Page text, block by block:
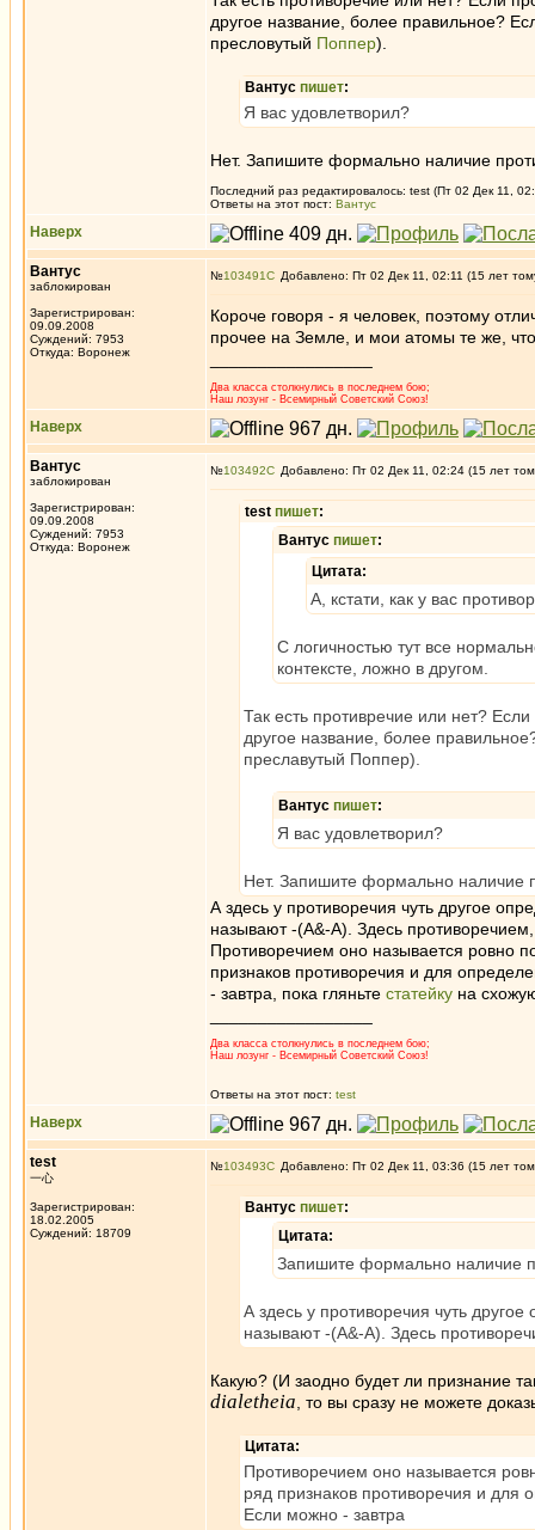
другое название, более правильное?
пресловутый Поппер).
Вантус пишет:
Я вас удовлетворил?
Нет. Запишите формально наличие
Последний раз редактировалось: test (Пт 02 Дек 11,
Ответы на этот пост: Вантус
Наверх
Вантус
заблокирован
Зарегистрирован:
09.09.2008
Суждений: 7953
Откуда: Воронеж
№103491 Добавлено: Пт 02 Дек 11, 02:11 (15 лет
Короче говоря - я человек, поэтому
прочее на Земле, и мои атомы те же,
Два класса столкнулись в последнем бою;
Наш лозунг - Всемирный Советский Союз!
Наверх
Вантус
заблокирован
Зарегистрирован:
09.09.2008
Суждений: 7953
Откуда: Воронеж
№103492 Добавлено: Пт 02 Дек 11, 02:24 (15 лет
test пишет:
Вантус пишет:
Цитата:
А, кстати, как у вас
С логичностью тут все
контексте, ложно в другом.
Так есть противречие или нет?
другое название, более
преславутый Поппер).
Вантус пишет:
Я вас удовлетворил?
Нет. Запишите формально наличие
А здесь у противоречия чуть другое
называют -(A&-A). Здесь
Противоречием оно называется ровно
признаков противоречия и для
- завтра, пока гляньте статейку на
Два класса столкнулись в последнем бою;
Наш лозунг - Всемирный Советский Союз!
Ответы на этот пост: test
Наверх
test
一心
Зарегистрирован:
18.02.2005
Суждений: 18709
№103493 Добавлено: Пт 02 Дек 11, 03:36 (15 лет
Вантус пишет:
Цитата:
Запишите формально наличие
А здесь у противоречия чуть
называют -(A&-A). Здесь
Какую? (И заодно будет ли признание
dialetheia , то вы сразу не можете
Цитата:
Противоречием оно называется
ряд признаков противоречия и для
Если можно - завтра